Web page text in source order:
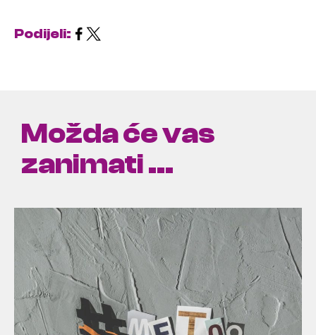
Podijeli:
Možda će vas
zanimati ...